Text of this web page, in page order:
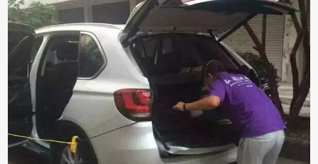
保时捷汽车
保时捷汽车
查看详情